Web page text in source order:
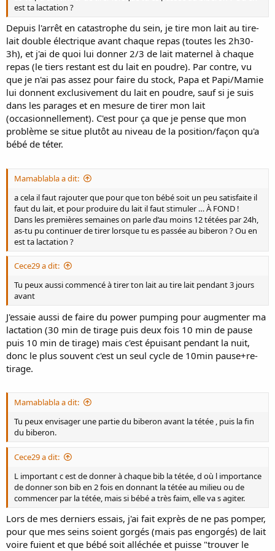
Je précise que j'utilise le biberon Ave*t de Philips. J'ai aussi essayé la
lait qu'avec la succion) mais je ne suis pas convaincue (débit trop
fort une fois que la succion est suffisante).
Mes questions:
Est-ce qu'un retour à un allaitement exclusivement au sein
est possible (même si je suis bien consciente de la patience et
du temps qu'il me faudra) ou est-ce "trop tard" (habitude du
biberon trop bien ancrée, et réflexes du nouveau-né
perdus?)?
Comment faire pour qu'elle soit plus calme pour la
positionner plus facilement?
meilleur moment pour lui donner le sein est la nuit, lorsque je
suis seule avec elle. Comment puis-je faire pour capter ses
signes précoces de faim alors qu'elle dort (et non attendre
qu'elle se réveille en pleurs)? Est-ce que je peux la réveiller
quand elle est en sommeil léger (si je ne suis pas en train de
dormir comme une souche)?
Est-ce que la confusion sein/tétine n'existe pas comme
l'affirme son pédiatre? Si elle existe, d'autres idées pour
limiter cette confusion au biberon?
Merci d'avance!!
est ta lactation ?
Depuis l'arrêt en catastrophe du sein, je tire mon lait au tire-
lait double électrique avant chaque repas (toutes les 2h30-
3h), et j'ai de quoi lui donner 2/3 de lait maternel à chaque
repas (le tiers restant est du lait en poudre). Par contre, vu
que je n'ai pas assez pour faire du stock, Papa et Papi/Mamie
lui donnent exclusivement du lait en poudre, sauf si je suis
dans les parages et en mesure de tirer mon lait
(occasionnellement). C'est pour ça que je pense que mon
problème se situe plutôt au niveau de la position/façon qu'a
bébé de téter.
Mamablabla a dit:
a cela il faut rajouter que pour que ton bébé soit un peu satisfaite il
faut du lait, et pour produire du lait il faut stimuler … À FOND !
Dans les premières semaines on parle d’au moins 12 tétées par 24h,
as-tu pu continuer de tirer lorsque tu es passée au biberon ? Ou en
est ta lactation ?
Cece29 a dit:
Tu peux aussi commencé à tirer ton lait au tire lait pendant 3 jours
avant
J'essaie aussi de faire du power pumping pour augmenter ma
lactation (30 min de tirage puis deux fois 10 min de pause
puis 10 min de tirage) mais c'est épuisant pendant la nuit,
donc le plus souvent c'est un seul cycle de 10min pause+re-
tirage.
Mamablabla a dit:
Tu peux envisager une partie du biberon avant la tétée , puis la fin
du biberon.
Cece29 a dit:
L important c est de donner à chaque bib la tétée, d où l importance
de donner son bib en 2 fois en donnant la tétée au milieu ou de
commencer par la tétée, mais si bébé a très faim, elle va s agiter.
Lors de mes derniers essais, j'ai fait exprès de ne pas pomper,
pour que mes seins soient gorgés (mais pas engorgés) de lait
voire fuient et que bébé soit alléchée et puisse "trouver le